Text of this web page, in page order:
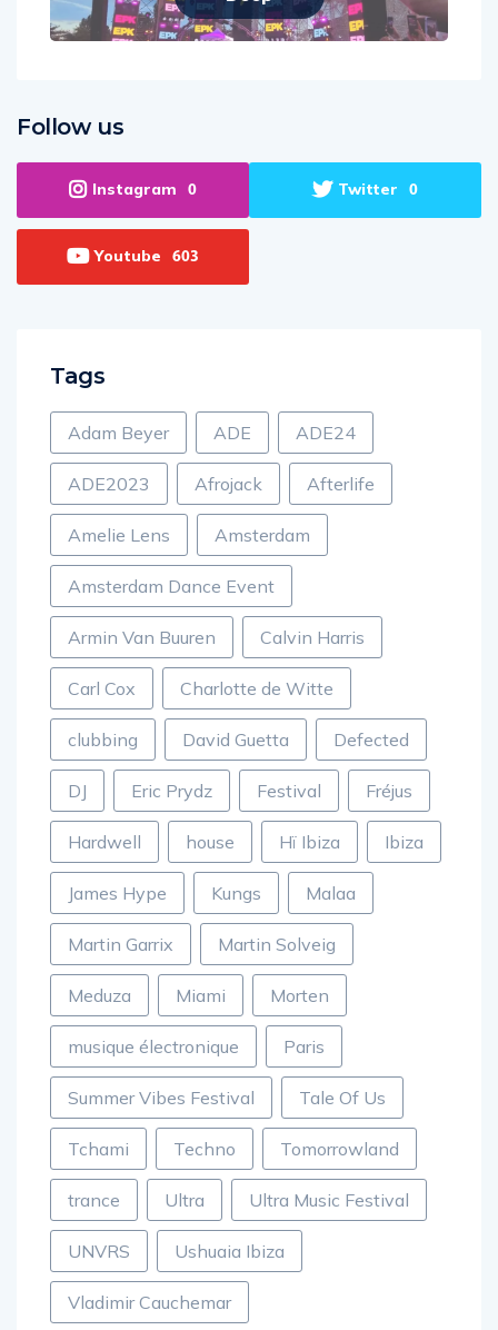
Follow us
Instagram 0 Twitter 0
Youtube 603
Tags
Adam Beyer ADE ADE24
ADE2023 Afrojack Afterlife
Amelie Lens Amsterdam
Amsterdam Dance Event
Armin Van Buuren Calvin Harris
Carl Cox Charlotte de Witte
clubbing David Guetta Defected
DJ Eric Prydz Festival Fréjus
Hardwell house Hï Ibiza Ibiza
James Hype Kungs Malaa
Martin Garrix Martin Solveig
Meduza Miami Morten
musique électronique Paris
Summer Vibes Festival Tale Of Us
Tchami Techno Tomorrowland
trance Ultra Ultra Music Festival
UNVRS Ushuaia Ibiza
Vladimir Cauchemar